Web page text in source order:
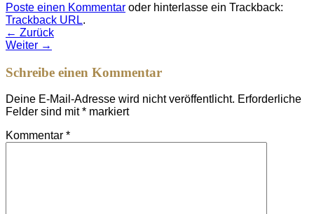
Poste einen Kommentar oder hinterlasse ein Trackback:
Trackback URL.
← Zurück
Weiter →
Schreibe einen Kommentar
Deine E-Mail-Adresse wird nicht veröffentlicht. Erforderliche
Felder sind mit* markiert
Kommentar *